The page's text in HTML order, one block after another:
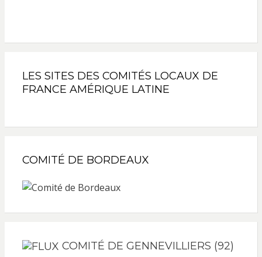
LES SITES DES COMITÉS LOCAUX DE
FRANCE AMÉRIQUE LATINE
COMITÉ DE BORDEAUX
COMITÉ DE GENNEVILLIERS (92)